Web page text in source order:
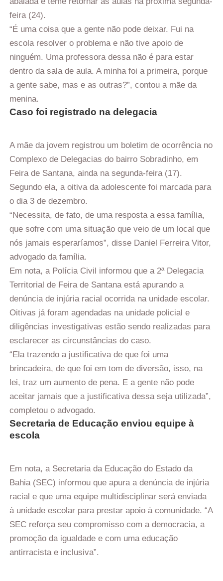
feira (24).
“É uma coisa que a gente não pode deixar. Fui na
escola resolver o problema e não tive apoio de
ninguém. Uma professora dessa não é para estar
dentro da sala de aula. A minha foi a primeira, porque
a gente sabe, mas e as outras?”, contou a mãe da
menina.
Caso foi registrado na delegacia
A mãe da jovem registrou um boletim de ocorrência no
Complexo de Delegacias do bairro Sobradinho, em
Feira de Santana, ainda na segunda-feira (17).
Segundo ela, a oitiva da adolescente foi marcada para
o dia 3 de dezembro.
“Necessita, de fato, de uma resposta a essa família,
que sofre com uma situação que veio de um local que
nós jamais esperaríamos”, disse Daniel Ferreira Vitor,
advogado da família.
Em nota, a Polícia Civil informou que a 2ª Delegacia
Territorial de Feira de Santana está apurando a
denúncia de injúria racial ocorrida na unidade escolar.
Oitivas já foram agendadas na unidade policial e
diligências investigativas estão sendo realizadas para
esclarecer as circunstâncias do caso.
“Ela trazendo a justificativa de que foi uma
brincadeira, de que foi em tom de diversão, isso, na
lei, traz um aumento de pena. E a gente não pode
aceitar jamais que a justificativa dessa seja utilizada”,
completou o advogado.
Secretaria de Educação enviou equipe à
escola
Em nota, a Secretaria da Educação do Estado da
Bahia (SEC) informou que apura a denúncia de injúria
racial e que uma equipe multidisciplinar será enviada
à unidade escolar para prestar apoio à comunidade. “A
SEC reforça seu compromisso com a democracia, a
promoção da igualdade e com uma educação
antirracista e inclusiva”.